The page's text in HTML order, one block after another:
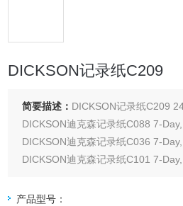
DICKSON记录纸C209
简要描述： DICKSON记录纸C209
DICKSON迪克森记录纸C088 7-
DICKSON迪克森记录纸C036 7-
DICKSON迪克森记录纸C101 7-
产品型号：